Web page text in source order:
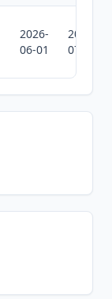
2026-
06-01
2026-
07-10